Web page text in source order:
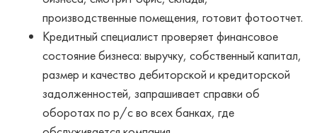
производственные помещения, готовит фотоотчет.
Кредитный специалист проверяет финансовое
состояние бизнеса: выручку, собственный капитал,
размер и качество дебиторской и кредиторской
задолженностей, запрашивает справки об
оборотах по р/с во всех банках, где